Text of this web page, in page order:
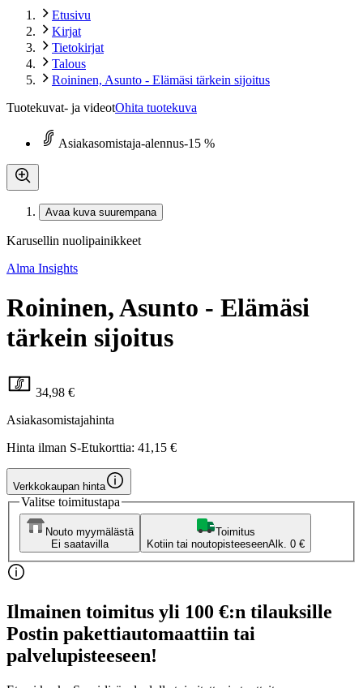
Etusivu
Kirjat
Tietokirjat
Talous
Roininen, Asunto - Elämäsi tärkein sijoitus
Tuotekuvat- ja videotOhita tuotekuva
Asiakasomistaja-alennus-15 %
Avaa kuva suurempana
Karusellin nuolipainikkeet
Alma Insights
Roininen, Asunto - Elämäsi
tärkein sijoitus
34,98 €
Asiakasomistajahinta
Hinta ilman S-Etukorttia: 41,15 €
Verkkokaupan hinta
Valitse toimitustapa
Nouto myymälästä
Ei saatavilla
Toimitus
Kotiin tai noutopisteeseenAlk. 0 €
Ilmainen toimitus yli 100 €:n tilauksille
Postin pakettiautomaattiin tai
palvelupisteeseen!